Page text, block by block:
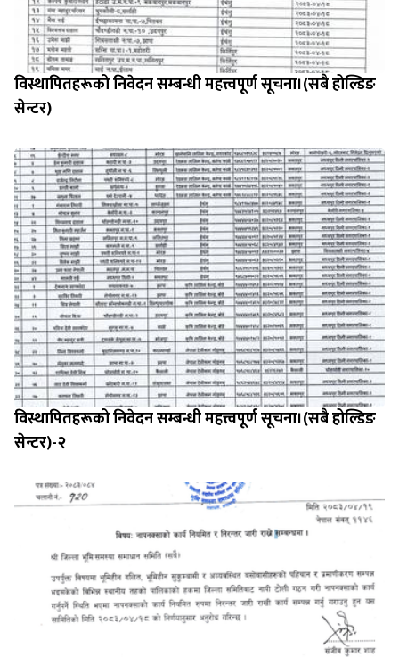
विस्थापितहरूको निवेदन सम्बन्धी महत्त्वपूर्ण सूचना।(सबै होल्डिङ
सेन्टर)
विस्थापितहरूको निवेदन सम्बन्धी महत्त्वपूर्ण सूचना।(सबै होल्डिङ
सेन्टर)-२